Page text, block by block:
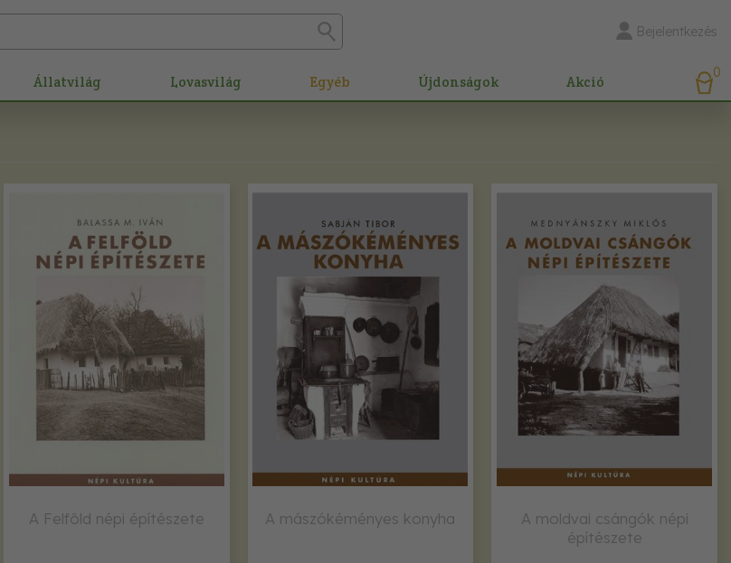
Bejelentkezés
Állatvilág Lovasvilág Egyéb Újdonságok Akció
0
A Felföld népi építészete A mászókéményes konyha
A moldvai csángók népi
építészete